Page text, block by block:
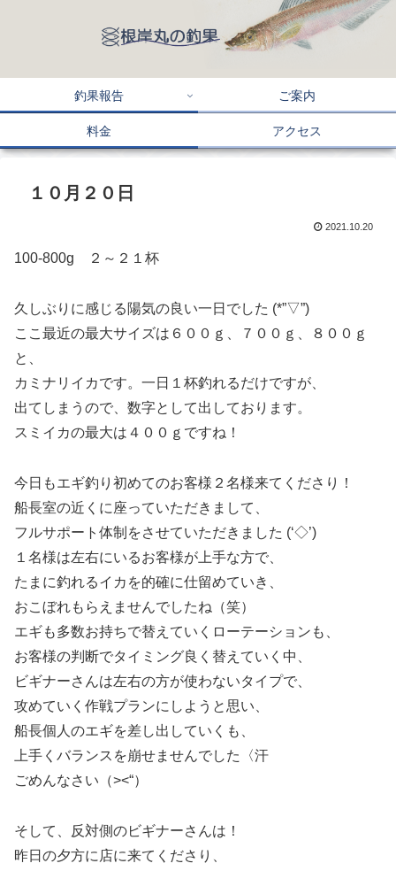
釣果報告 ご案内
料金 アクセス
１０月２０日
2021.10.20
100-800g ２～２１杯
久しぶりに感じる陽気の良い一日でした (*”▽”)
ここ最近の最大サイズは６００ｇ、７００ｇ、８００ｇ
と、
カミナリイカです。一日１杯釣れるだけですが、
出てしまうので、数字として出しております。
スミイカの最大は４００ｇですね！
今日もエギ釣り初めてのお客様２名様来てくださり！
船長室の近くに座っていただきまして、
フルサポート体制をさせていただきました (‘◇’)ゞ
１名様は左右にいるお客様が上手な方で、
たまに釣れるイカを的確に仕留めていき、
おこぼれもらえませんでしたね（笑）
エギも多数お持ちで替えていくローテーションも、
お客様の判断でタイミング良く替えていく中、
ビギナーさんは左右の方が使わないタイプで、
攻めていく作戦プランにしようと思い、
船長個人のエギを差し出していくも、
上手くバランスを崩せませんでした〈汗
ごめんなさい（><“）
そして、反対側のビギナーさんは！
昨日の夕方に店に来てくださり、